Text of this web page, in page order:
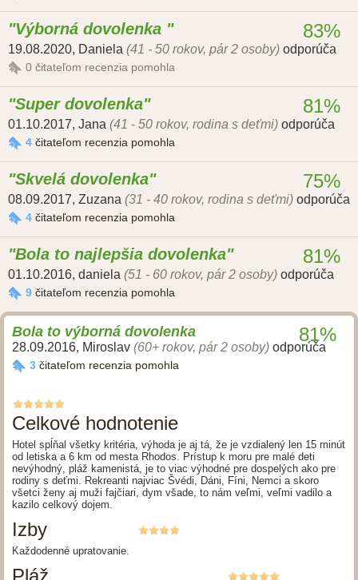
Výborná dovolenka
19.08.2020, Daniela (41 - 50 rokov, pár 2 osoby) odporúča
0 čitateľom recenzia pomohla
83%
Super dovolenka
01.10.2017, Jana (41 - 50 rokov, rodina s deťmi) odporúča
4 čitateľom recenzia pomohla
81%
Skvelá dovolenka
08.09.2017, Zuzana (31 - 40 rokov, rodina s deťmi) odporúča
4 čitateľom recenzia pomohla
75%
Bola to najlepšia dovolenka
01.10.2016, daniela (51 - 60 rokov, pár 2 osoby) odporúča
9 čitateľom recenzia pomohla
81%
Bola to výborná dovolenka
28.09.2016, Miroslav (60+ rokov, pár 2 osoby) odporúča
3 čitateľom recenzia pomohla
81%
Celkové hodnotenie
Hotel spĺňal všetky kritéria, výhoda je aj tá, že je vzdialený len 15 minút
od letiska a 6 km od mesta Rhodos. Prístup k moru pre malé deti
nevýhodný, pláž kamenistá, je to viac výhodné pre dospelých ako pre
rodiny s deťmi. Rekreanti najviac Švédi, Dáni, Fíni, Nemci a skoro
všetci ženy aj muži fajčiari, dym všade, to nám veľmi, veľmi vadilo a
kazilo celkový dojem.
Izby
Každodenné upratovanie.
Pláž